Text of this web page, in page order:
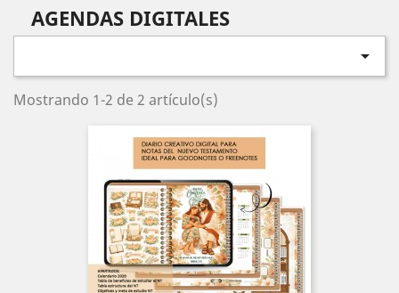
AGENDAS DIGITALES

Mostrando 1-2 de 2 artículo(s)